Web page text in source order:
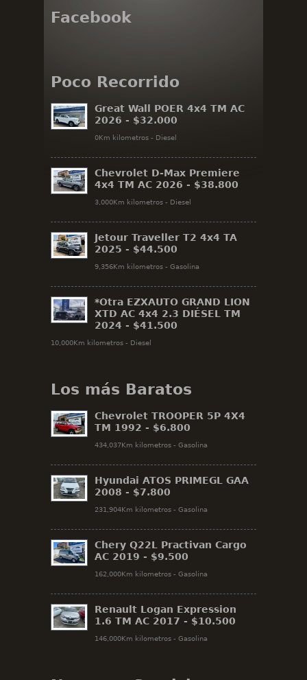
Facebook
Poco Recorrido
Great Wall POER 4x4 TM AC
2026 - $32.000
0Km kilometros - Diesel
Chevrolet D-Max Premiere
4x4 TM AC 2026 - $38.800
3,000Km kilometros - Diesel
Jetour Traveller T2 4x4 TA
2025 - $44.500
9,356Km kilometros - Gasolina
*Otra EZXAUTO GRAND LION
XTD AC 4x4 2.3 DIÉSEL TM
2024 - $41.500
10,000Km kilometros - Diesel
Los más Baratos
Chevrolet TROOPER 5P 4X4
TM 1992 - $6.800
434,037Km kilometros - Gasolina
Hyundai ATOS PRIMEGL GAA
2008 - $7.800
231,904Km kilometros - Gasolina
Chery Q22L Practivan Cargo
AC 2019 - $9.500
162,000Km kilometros - Gasolina
Renault Logan Expression
1.6 TM AC 2017 - $10.500
146,000Km kilometros - Gasolina